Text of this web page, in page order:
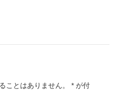
ことはありません。 * が付